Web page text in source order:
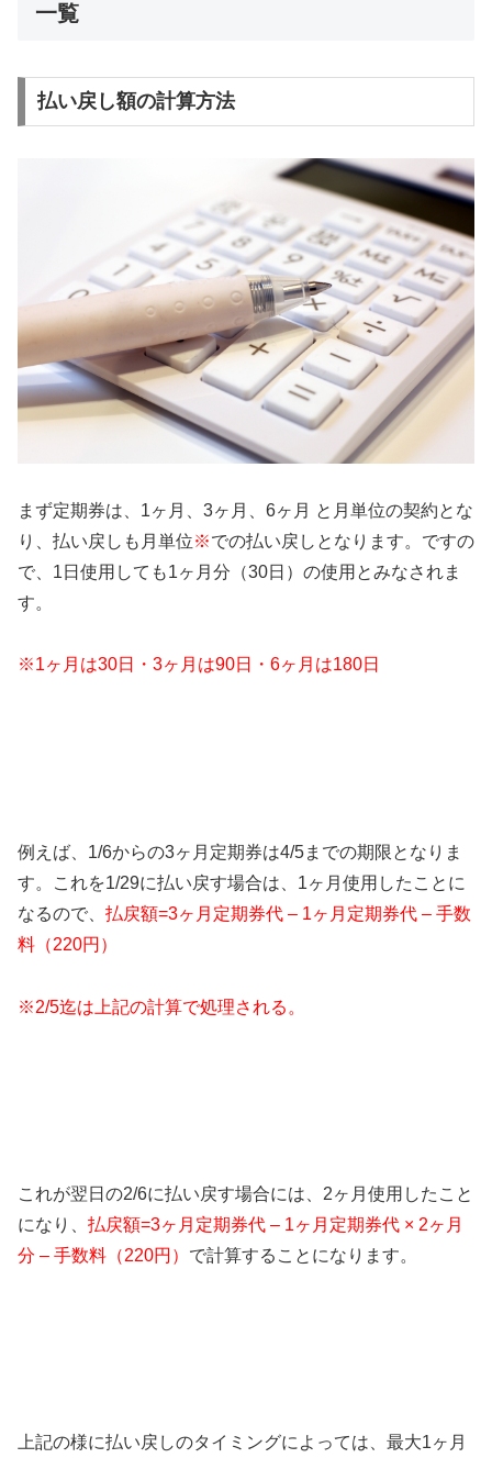
一覧
払い戻し額の計算方法
まず定期券は、1ヶ月、3ヶ月、6ヶ月 と月単位の契約とな
り、払い戻しも月単位※での払い戻しとなります。ですの
で、1日使用しても1ヶ月分（30日）の使用とみなされま
す。
※1ヶ月は30日・3ヶ月は90日・6ヶ月は180日
例えば、1/6からの3ヶ月定期券は4/5までの期限となりま
す。これを1/29に払い戻す場合は、1ヶ月使用したことに
なるので、 払戻額=3ヶ月定期券代 – 1ヶ月定期券代 – 手数
料（220円）
※2/5迄は上記の計算で処理される。
これが翌日の2/6に払い戻す場合には、2ヶ月使用したこと
になり、 払戻額=3ヶ月定期券代 – 1ヶ月定期券代 × 2ヶ月
分 – 手数料（220円） で計算することになります。
上記の様に払い戻しのタイミングによっては、最大1ヶ月